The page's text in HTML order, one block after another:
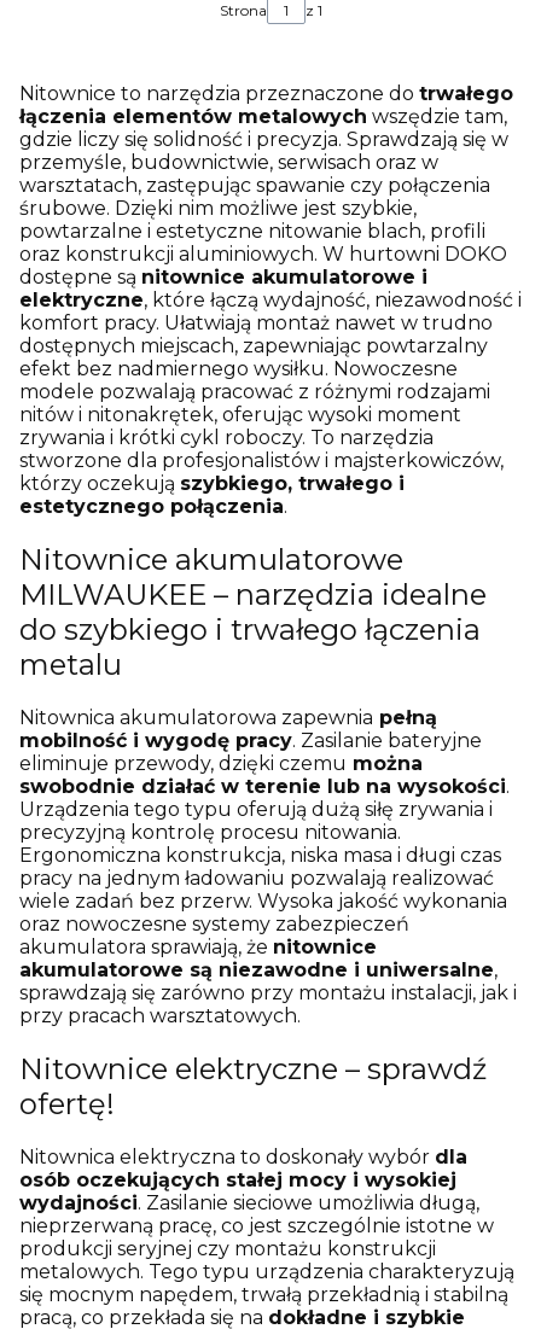
Strona z 1
Nitownice to narzędzia przeznaczone do trwałego
łączenia elementów metalowych wszędzie tam,
gdzie liczy się solidność i precyzja. Sprawdzają się w
przemyśle, budownictwie, serwisach oraz w
warsztatach, zastępując spawanie czy połączenia
śrubowe. Dzięki nim możliwe jest szybkie,
powtarzalne i estetyczne nitowanie blach, profili
oraz konstrukcji aluminiowych. W hurtowni DOKO
dostępne są nitownice akumulatorowe i
elektryczne, które łączą wydajność, niezawodność i
komfort pracy. Ułatwiają montaż nawet w trudno
dostępnych miejscach, zapewniając powtarzalny
efekt bez nadmiernego wysiłku. Nowoczesne
modele pozwalają pracować z różnymi rodzajami
nitów i nitonakrętek, oferując wysoki moment
zrywania i krótki cykl roboczy. To narzędzia
stworzone dla profesjonalistów i majsterkowiczów,
którzy oczekują szybkiego, trwałego i
estetycznego połączenia.
Nitownice akumulatorowe
MILWAUKEE – narzędzia idealne
do szybkiego i trwałego łączenia
metalu
Nitownica akumulatorowa zapewnia pełną
mobilność i wygodę pracy. Zasilanie bateryjne
eliminuje przewody, dzięki czemu można
swobodnie działać w terenie lub na wysokości.
Urządzenia tego typu oferują dużą siłę zrywania i
precyzyjną kontrolę procesu nitowania.
Ergonomiczna konstrukcja, niska masa i długi czas
pracy na jednym ładowaniu pozwalają realizować
wiele zadań bez przerw. Wysoka jakość wykonania
oraz nowoczesne systemy zabezpieczeń
akumulatora sprawiają, że nitownice
akumulatorowe są niezawodne i uniwersalne,
sprawdzają się zarówno przy montażu instalacji, jak i
przy pracach warsztatowych.
Nitownice elektryczne – sprawdź
ofertę!
Nitownica elektryczna to doskonały wybór dla
osób oczekujących stałej mocy i wysokiej
wydajności. Zasilanie sieciowe umożliwia długą,
nieprzerwaną pracę, co jest szczególnie istotne w
produkcji seryjnej czy montażu konstrukcji
metalowych. Tego typu urządzenia charakteryzują
się mocnym napędem, trwałą przekładnią i stabilną
pracą, co przekłada się na dokładne i szybkie